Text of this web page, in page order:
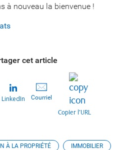
à nouveau la bienvenue !
cet article
LinkedIn Courriel
Copier l’URL
À LA PROPRIÉTÉ IMMOBILIER